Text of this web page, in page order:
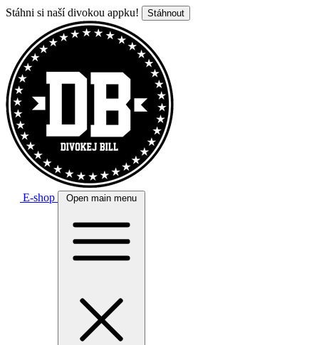
Stáhni si naší divokou appku! Stáhnout
E-shop Open main menu